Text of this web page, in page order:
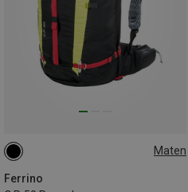
Maten
Ferrino
50L